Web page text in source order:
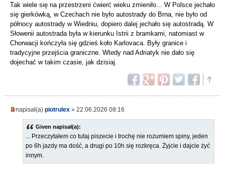
Tak wiele się na przestrzeni ćwierć wieku zmieniło... W Polsce jechało
się gierkówką, w Czechach nie było autostrady do Brna, nie było od
północy autostrady w Wiedniu, dopiero dalej jechało się autostradą. W
Słowenii autostrada była w kierunku Istrii z bramkami, natomiast w
Chorwacji kończyła się gdzieś koło Karlovaca. Były granice i
tradycyjne przejścia graniczne. Wtedy nad Adriatyk nie dało się
dojechać w takim czasie, jak dzisiaj.
napisał(a) piotrulex » 22.06.2026 08:16
Given napisał(a):
... Przeczytałem co tutaj piszecie i trochę nie rozumiem spiny, jeden
po 6h jazdy ma dość, a drugi po 10h się rozkręca. Żyjcie i dajcie żyć
innym.